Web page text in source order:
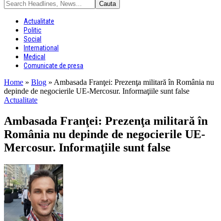
Actualitate
Politic
Social
International
Medical
Comunicate de presa
Home » Blog » Ambasada Franţei: Prezenţa militară în România nu
depinde de negocierile UE-Mercosur. Informaţiile sunt false
Actualitate
Ambasada Franţei: Prezenţa militară în
România nu depinde de negocierile UE-
Mercosur. Informaţiile sunt false